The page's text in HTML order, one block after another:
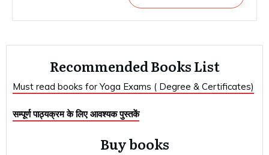
Recommended Books List
Must read books for Yoga Exams ( Degree & Certificates)
सम्पूर्ण पाठ्यक्रम के लिए आवश्यक पुस्तकें
Buy books